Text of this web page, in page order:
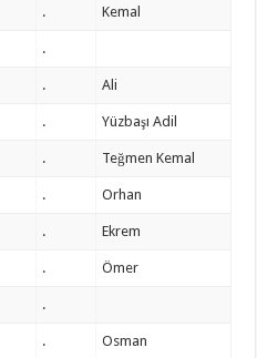
. Kemal
.
. Ali
. Yüzbaşı Adil
. Teğmen Kemal
. Orhan
. Ekrem
. Ömer
.
. Osman